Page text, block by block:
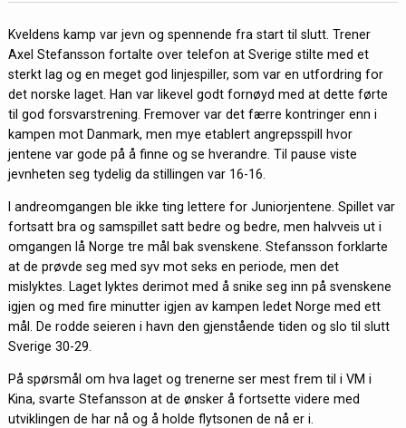
Kveldens kamp var jevn og spennende fra start til slutt. Trener
Axel Stefansson fortalte over telefon at Sverige stilte med et
sterkt lag og en meget god linjespiller, som var en utfordring for
det norske laget. Han var likevel godt fornøyd med at dette førte
til god forsvarstrening. Fremover var det færre kontringer enn i
kampen mot Danmark, men mye etablert angrepsspill hvor
jentene var gode på å finne og se hverandre. Til pause viste
jevnheten seg tydelig da stillingen var 16-16.
I andreomgangen ble ikke ting lettere for Juniorjentene. Spillet var
fortsatt bra og samspillet satt bedre og bedre, men halvveis ut i
omgangen lå Norge tre mål bak svenskene. Stefansson forklarte
at de prøvde seg med syv mot seks en periode, men det
mislyktes. Laget lyktes derimot med å snike seg inn på svenskene
igjen og med fire minutter igjen av kampen ledet Norge med ett
mål. De rodde seieren i havn den gjenstående tiden og slo til slutt
Sverige 30-29.
På spørsmål om hva laget og trenerne ser mest frem til i VM i
Kina, svarte Stefansson at de ønsker å fortsette videre med
utviklingen de har nå og å holde flytsonen de nå er i.